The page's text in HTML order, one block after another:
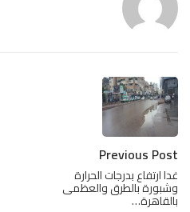
Previous Post
غدا ارتفاع بدرجات الحرارة
وشبورة بالطرق والعظمى
بالقاهرة…